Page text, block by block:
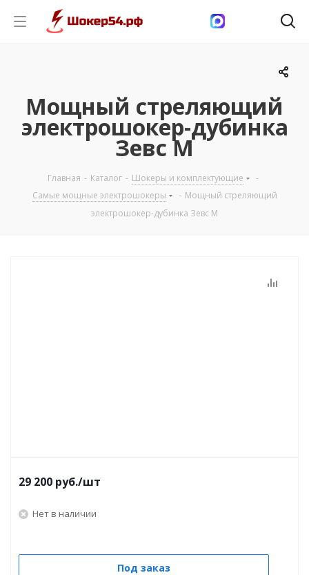
Мощный стреляющий
электрошокер-дубинка
Зевс M
Главная - Каталог - Шокеры и комплектующие
-
Самые мощные электрошокеры
- Мощный стреляющий
электрошокер-дубинка Зевс M
29 200 руб./шт
Нет в наличии
Под заказ